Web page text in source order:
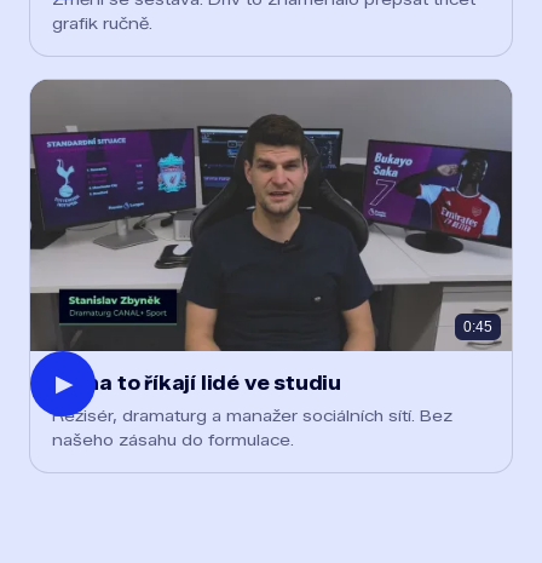
grafik ručně.
▶
0:45
Co na to říkají lidé ve studiu
Režisér, dramaturg a manažer sociálních sítí. Bez
našeho zásahu do formulace.